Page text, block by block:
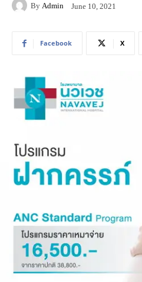
By Admin June 10, 2021
Facebook X